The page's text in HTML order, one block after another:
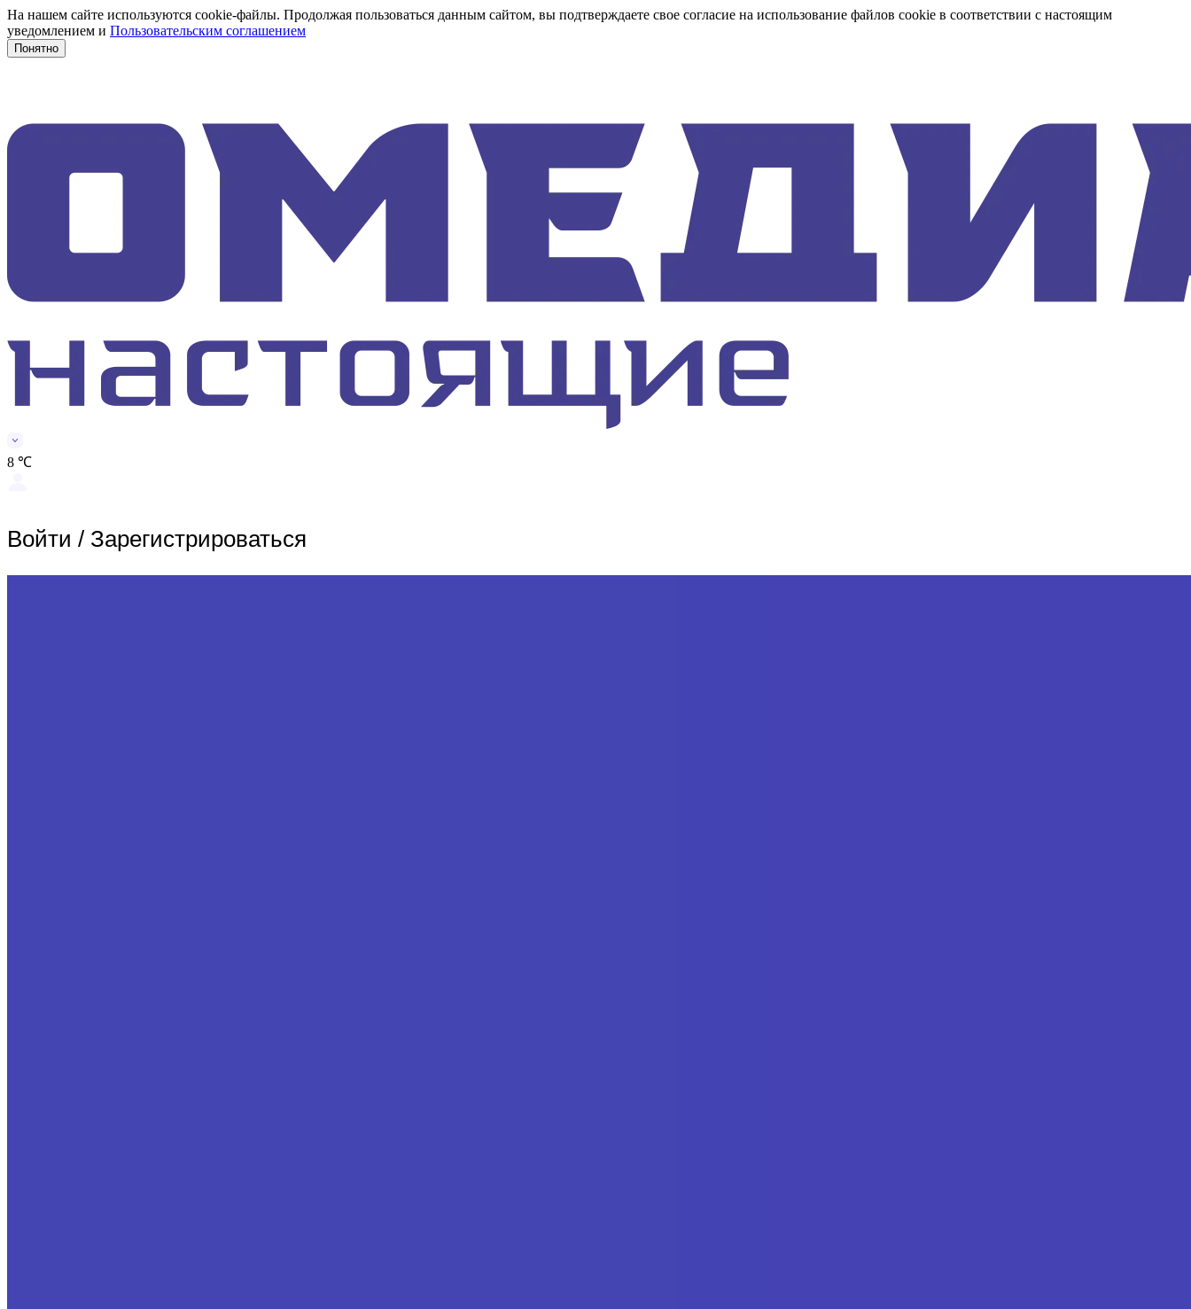
На нашем сайте используются cookie-файлы. Продолжая пользоваться данным сайтом, вы подтверждаете свое согласие на использование файлов cookie в соответствии с настоящим
уведомлением и Пользовательским соглашением
Понятно
8 ℃
Войти / Зарегистрироваться